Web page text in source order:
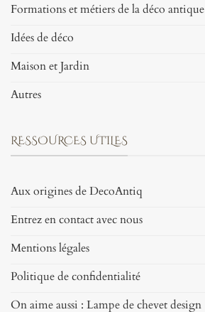
Formations et métiers de la déco antique
Idées de déco
Maison et Jardin
Autres
RESSOURCES UTILES
Aux origines de DecoAntiq
Entrez en contact avec nous
Mentions légales
Politique de confidentialité
On aime aussi : Lampe de chevet design